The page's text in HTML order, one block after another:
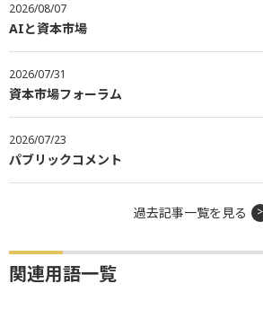
2026/08/07
AIと資本市場
2026/07/31
資本市場フォーラム
2026/07/23
パブリックコメント
過去記事一覧を見る
関連用語一覧